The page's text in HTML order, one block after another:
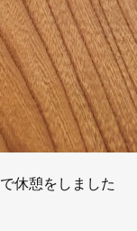
休憩をしました